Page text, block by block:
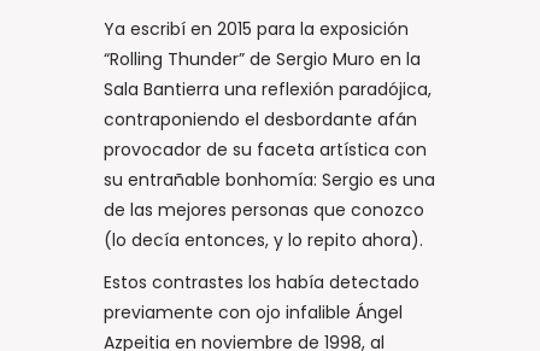
Ya escribí en 2015 para la exposición
“Rolling Thunder” de Sergio Muro en la
Sala Bantierra una reflexión paradójica,
contraponiendo el desbordante afán
provocador de su faceta artística con
su entrañable bonhomía: Sergio es una
de las mejores personas que conozco
(lo decía entonces, y lo repito ahora).
Estos contrastes los había detectado
previamente con ojo infalible Ángel
Azpeitia en noviembre de 1998, al